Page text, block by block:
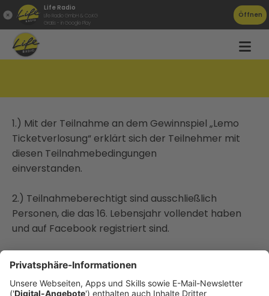
Life Radio
Life Radio GmbH & Co.KG
Gratis - in Google Play
Öffnen
1.) Mit der Teilnahme an dem Gewinnspiel „Lemo
Ticketverlosung“ erklärt sich der Teilnehmer mit
diesen Teilnahmebedingungen
einverstanden.
2.) Teilnahmeberechtigt sind ausschließlich
Personen, die das 16. Lebensjahr vollendet haben
und auf Facebook registriert sind.
3.) Die Life Radio GmbH & Co.KG darf User-Name
und den Inhalt des Kommentars auf „Lemo
Ticketverlosung“ für sich und ihre Werbezwecke